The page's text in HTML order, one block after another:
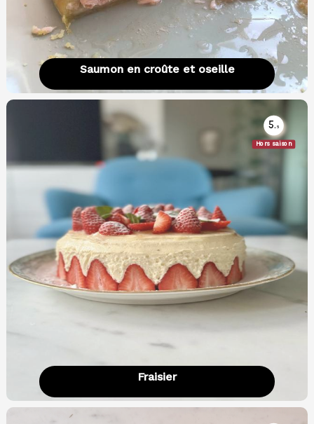
Saumon en croûte et oseille
Fraisier
5.5
Hors saison